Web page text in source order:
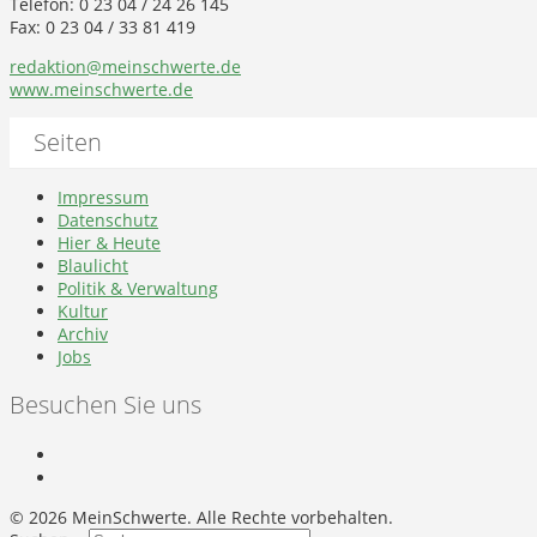
Fax: 0 23 04 / 33 81 419
redaktion@meinschwerte.de
www.meinschwerte.de
Seiten
Impressum
Datenschutz
Hier & Heute
Blaulicht
Politik & Verwaltung
Kultur
Archiv
Jobs
Besuchen Sie uns
© 2026 MeinSchwerte. Alle Rechte vorbehalten.